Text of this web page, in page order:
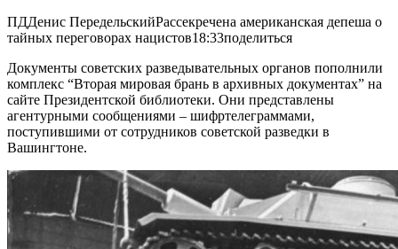
ПДДенис ПередельскийРассекречена американская депеша о
тайных переговорах нацистов18:33поделиться
Документы советских разведывательных органов пополнили
комплекс “Вторая мировая брань в архивных документах” на
сайте Президентской библиотеки. Они представлены
агентурными сообщениями – шифртелеграммами,
поступившими от сотрудников советской разведки в
Вашингтоне.